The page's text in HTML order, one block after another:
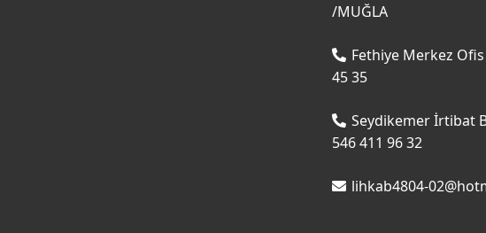
/MUĞLA
Fethiye Merkez
45 35
Seydikemer İrtibat
546 411 96 32
lihkab4804-